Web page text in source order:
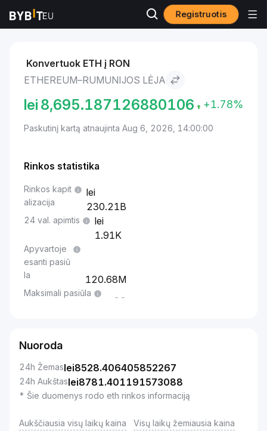
Registruotis
Rinkos Ethereum kaina ETH Ethereum to Rumunijos lėja
Konvertuok ETH į RON
ETHEREUM–RUMUNIJOS LĖJA
lei 8,695.187126880106 +1.78%
Paskutinį kartą atnaujinta Aug 6, 2026, 14:00:00
Rinkos statistika
Rinkos kapit
alizacija
230.21B
24 val. apimtis
1.91K
Apyvartoje
esanti pasiū
la
120.68M
Maksimali pasiūla --
Nuoroda
24h Žemaslei8528.406405852267
24h Aukštaslei8781.401191573088
* Šie duomenys rodo eth rinkos informaciją
Aukščiausia visų laikų kaina Visų laikų žemiausia kaina